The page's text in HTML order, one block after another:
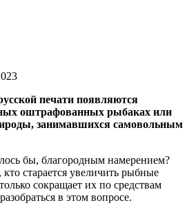
печати появляются
оштрафованных рыбаках или
занимавшихся самовольным
бы, благородным намерением?
старается увеличить рыбные
сокращает их по средствам
в этом вопросе.